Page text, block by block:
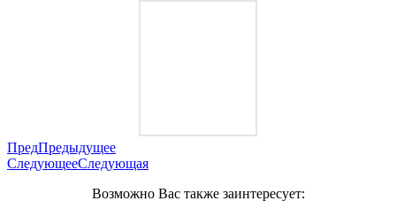
ПредПредыдущее
СледующееСледующая
Возможно Вас также заинтересует: